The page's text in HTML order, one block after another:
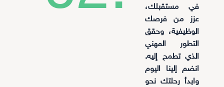
في مستقبلك،
عزز من فرصك
الوظيفية، وحقق
التطور المهني
الذي تطمح إليه.
انضم إلينا اليوم
وابدأ رحلتك نحو